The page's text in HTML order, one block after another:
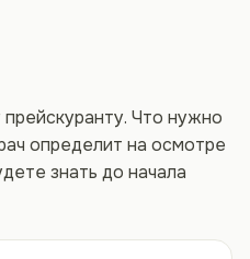
Что нужно
определит на осмотре
знать до начала